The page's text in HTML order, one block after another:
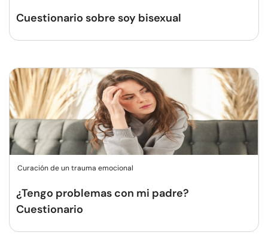
Cuestionario sobre soy bisexual
Curación de un trauma emocional
¿Tengo problemas con mi padre?
Cuestionario